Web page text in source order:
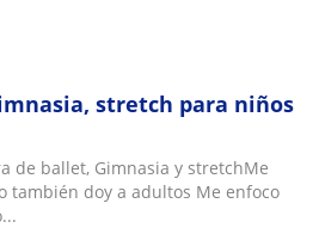
stretch para niños
de ballet, Gimnasia y stretchMe
también doy a adultos Me enfoco